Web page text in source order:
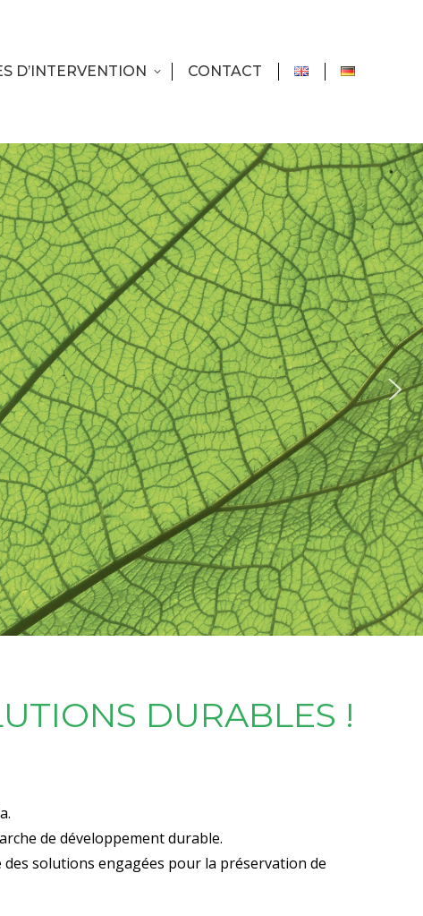
D’INTERVENTION CONTACT
DURABLES !
de développement durable.
solutions engagées pour la préservation de